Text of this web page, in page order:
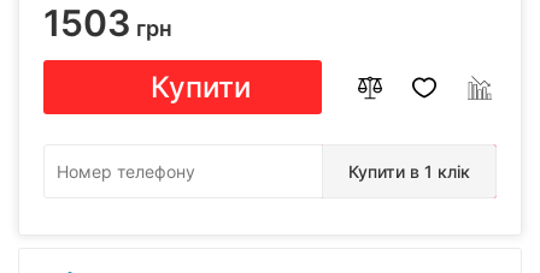
1503 грн
Купити
Купити в 1 клік